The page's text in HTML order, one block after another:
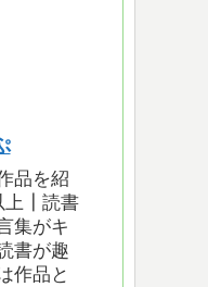
品を紹
上┃読書
集がキ
書が趣
作品と